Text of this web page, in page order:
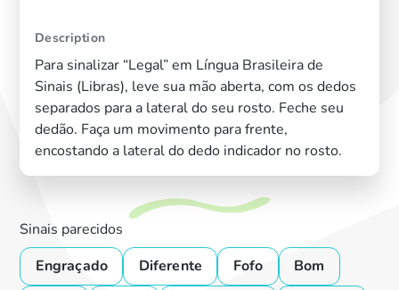
Description
Para sinalizar “Legal” em Língua Brasileira de
Sinais (Libras), leve sua mão aberta, com os dedos
separados para a lateral do seu rosto. Feche seu
dedão. Faça um movimento para frente,
encostando a lateral do dedo indicador no rosto.
Sinais parecidos
Engraçado
Diferente Fofo
Bom